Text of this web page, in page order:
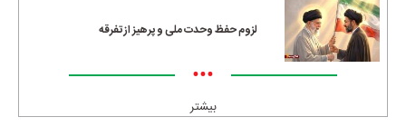
لزوم حفظ وحدت ملی و پرهیز از تفرقه
•••
بیشتر